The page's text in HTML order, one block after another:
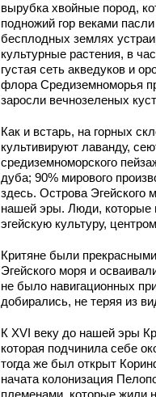
вырубка хвойные пород,
подножий гор веками
бесплодных землях
культурные растения, в
густая сеть акведуков и
флора Средиземноморья
заросли вечнозеленых
Как и встарь, на горных
культивируют лаванду,
средиземноморского
дуба; 90% мирового
здесь. Острова
нашей эры. Люди, которые
эгейскую культуру,
Критяне были
Эгейского моря и
не было навигационных
добирались, не теряя из
К XVI веку до нашей эры
которая подчинила себе
тогда же был открыт
начата колонизация
племенами, которые жили